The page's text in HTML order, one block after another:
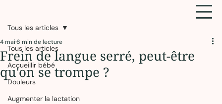
Tous les articles
Accueillir bébé
Douleurs
Augmenter la lactation
Tous les articles
Frein de langue serré, peut-être
qu'on se trompe ?
4 mai6 min de lecture